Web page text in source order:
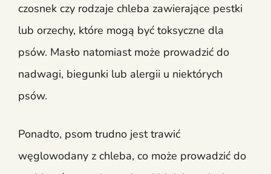
czosnek czy rodzaje chleba zawierające pestki
lub orzechy, które mogą być toksyczne dla
psów. Masło natomiast może prowadzić do
nadwagi, biegunki lub alergii u niektórych
psów.
Ponadto, psom trudno jest trawić
węglowodany z chleba, co może prowadzić do